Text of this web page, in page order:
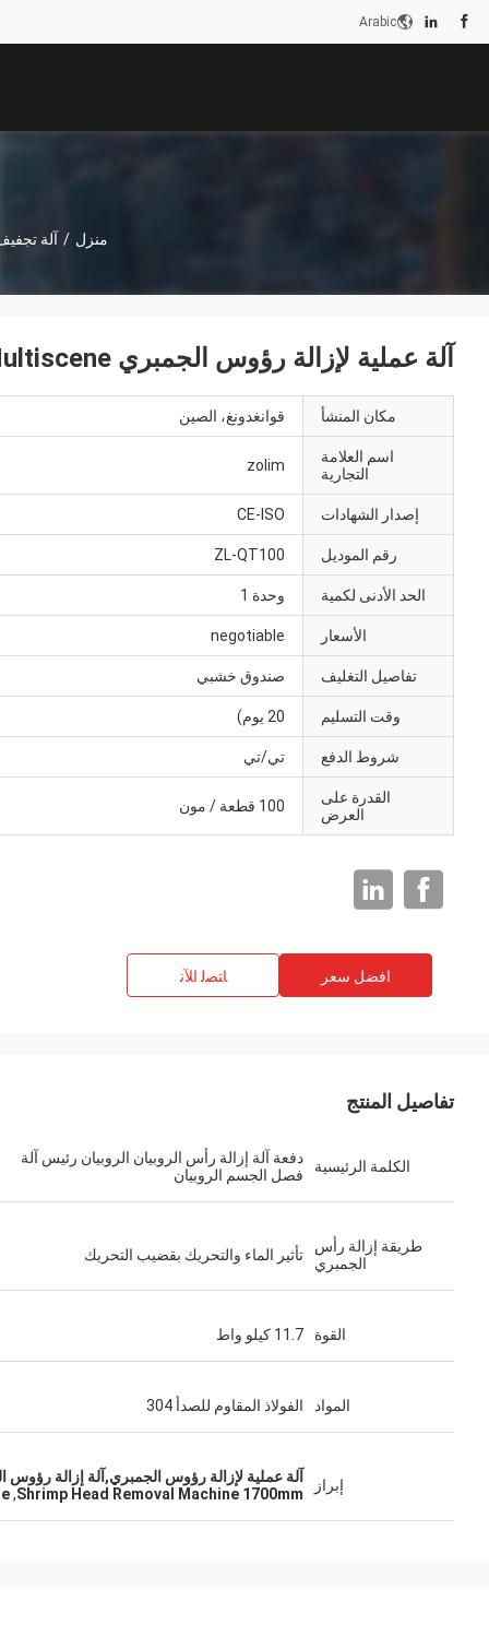
Arabic
منزل / آلة
آلة عملية لإزالة رؤوس الجمبري 19500x2500x1700mm Multiscene
مكان المنشأ قوانغدونغ، الصين
اسم العلامة
التجارية
zolim
إصدار الشهادات CE-ISO
رقم الموديل ZL-QT100
الحد الأدنى لكمية وحدة 1
الأسعار negotiable
تفاصيل التغليف صندوق خشبي
وقت التسليم 20 يوم)
شروط الدفع تي/تي
القدرة على
العرض
100 قطعة / مون
افضل سعر ﺎﺘﺼﻟ ﺍﻶﻧ
تفاصيل المنتج
الكلمة الرئيسية
دفعة آلة إزالة رأس الروبيان الروبيان رئيس آلة
فصل الجسم الروبيان
طريقة إزالة رأس
الجمبري
تأثير الماء والتحريك بقضيب التحريك
القوة 11.7 كيلو واط
المواد الفولاذ المقاوم للصدأ 304
إبراز
آلة عملية لإزالة رؤوس الجمبري,آلة إزالة رؤوس الجمبري 1700 ملم,آلة فصل أجساد الجمبري
Shrimp Head Removal Machine 1700mm
,